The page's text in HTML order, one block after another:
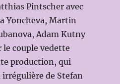
Pintscher avec
Yoncheva, Martin
Adam Kutny
le couple vedette
production, qui
irrégulière de Stefan